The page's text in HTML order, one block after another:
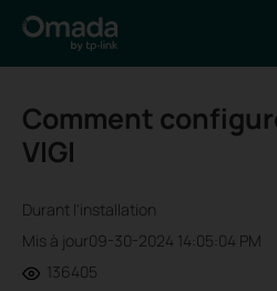
Comment
VIGI
Durant l'installation
Mis à jour09-30-2024 14:05:04 PM
136405